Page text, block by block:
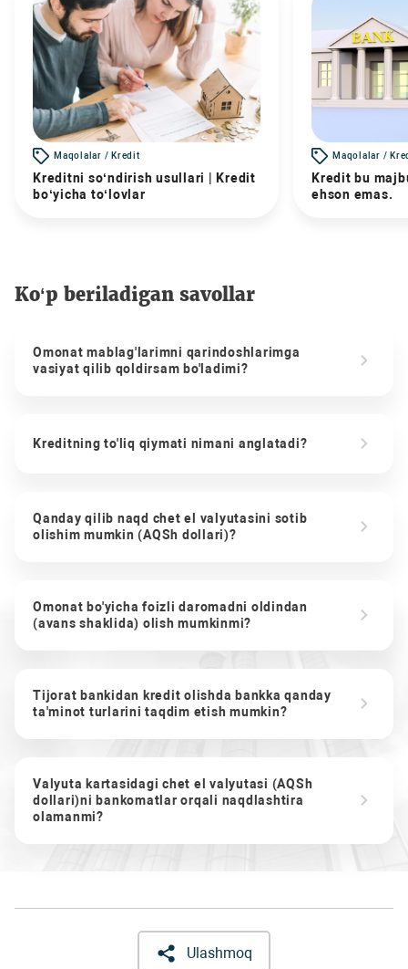
Maqolalar / Kredit
Kreditni so‘ndirish usullari | Kredit
bo‘yicha to‘lovlar
Maqolalar /
Kredit bu
ehson emas.
Ko‘p beriladigan savollar
Omonat mablag'larimni qarindoshlarimga
vasiyat qilib qoldirsam bo'ladimi?
Kreditning to'liq qiymati nimani anglatadi?
Qanday qilib naqd chet el valyutasini sotib
olishim mumkin (AQSh dollari)?
Omonat bo'yicha foizli daromadni oldindan
(avans shaklida) olish mumkinmi?
Tijorat bankidan kredit olishda bankka qanday
ta'minot turlarini taqdim etish mumkin?
Valyuta kartasidagi chet el valyutasi (AQSh
dollari)ni bankomatlar orqali naqdlashtira
olamanmi?
Ulashmoq